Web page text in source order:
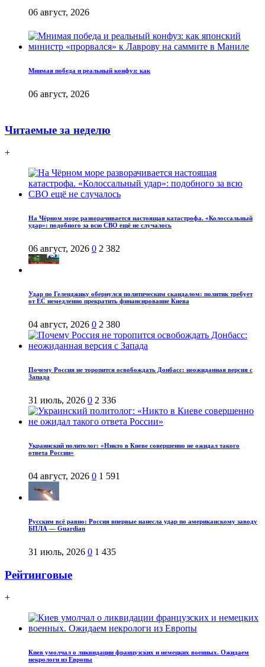
06 август, 2026
Мнимая победа и реальный конфуз: как
06 август, 2026
Читаемые за неделю
+
На Чёрном море разворачивается настоящая катастрофа. «Колоссальный
удар»: подобного за всю СВО ещё не случалось
06 август, 2026 0 2 382
Удар по Геленджику обернулся политическим скандалом: политик требует
от ЕС немедленно прекратить финансирование Киева
04 август, 2026 0 2 380
Почему Россия не торопится освобождать Донбасс: неожиданная версия с
Запада
31 июль, 2026 0 2 336
Украинский политолог: «Никто в Киеве совершенно не ожидал такого
ответа России»
04 август, 2026 0 1 591
Русским всё равно: Россия впервые нанесла удар по американскому заводу
БПЛА — Guardian
31 июль, 2026 0 1 435
Рейтинговые
+
Киев умолчал о ликвидации французских и немецких военных. Ожидаем
некрологи из Европы